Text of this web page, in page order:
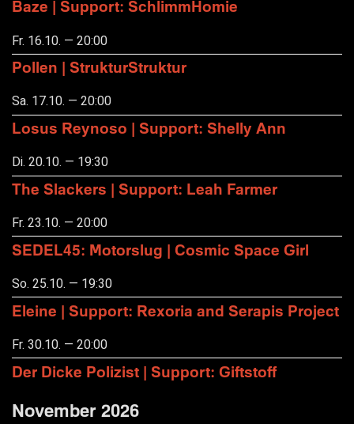
Baze | Support: SchlimmHomie
Fr. 16.10. — 20:00
Pollen | StrukturStruktur
Sa. 17.10. — 20:00
Losus Reynoso | Support: Shelly Ann
Di. 20.10. — 19:30
The Slackers | Support: Leah Farmer
Fr. 23.10. — 20:00
SEDEL45: Motorslug | Cosmic Space Girl
So. 25.10. — 19:30
Eleine | Support: Rexoria and Serapis Project
Fr. 30.10. — 20:00
Der Dicke Polizist | Support: Giftstoff
November 2026